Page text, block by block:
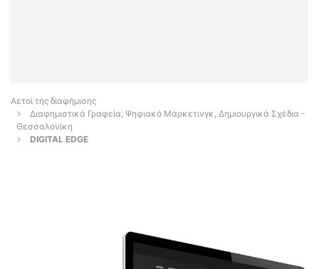
Αετοί της διαφήμισης
Διαφημιστικά Γραφεία, Ψηφιακό Μάρκετινγκ, Δημιουργικά Σχέδια -
Θεσσαλονίκη
DIGITAL EDGE